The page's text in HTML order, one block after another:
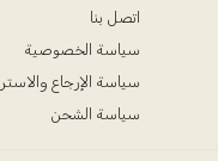
اتصل بنا
سياسة الخصوصية
سياسة الإرجاع
سياسة الشحن